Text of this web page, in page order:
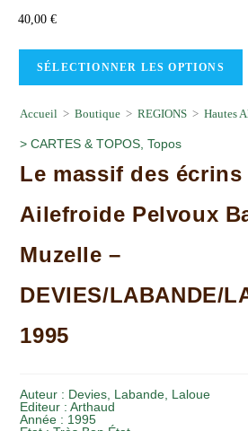
40,00 €
SÉLECTIONNER LES OPTIONS
Accueil > Boutique > REGIONS > Hautes
>CARTES & TOPOS,Topos
Le massif des écrins
Ailefroide Pelvoux
Muzelle –
DEVIES/LABANDE/
1995
Auteur : Devies, Labande, Laloue
Editeur :Arthaud
Année : 1995